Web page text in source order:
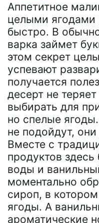
Аппетитное
целыми ягодами
быстро. В
варка займет
этом секрет
успевают
получается
десерт не
выбирать для
но спелые
не подойдут,
Вместе с
продуктов
воды и
моментально
сироп, в
ягоды. А
ароматические